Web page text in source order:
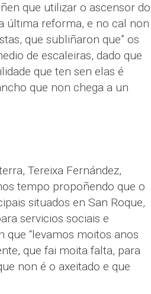
que utilizar o ascensor do
última reforma, e no cal non
que subliñaron que” os
de escaleiras, dado que
que ten sen elas é
que non chega a un
Tereixa Fernández,
tempo propoñendo que o
situados en San Roque,
servicios sociais e
que “levamos moitos anos
que fai moita falta, para
non é o axeitado e que